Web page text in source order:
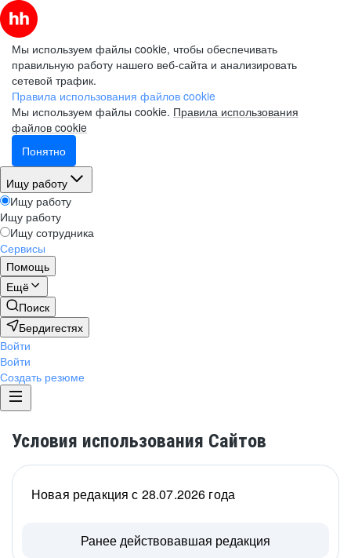
Мы используем файлы cookie, чтобы обеспечивать
правильную работу нашего веб-сайта и анализировать
сетевой трафик.
Правила использования файлов cookie
Мы используем файлы cookie. Правила использования
файлов cookie
Понятно
Ищу работу
Ищу работу
Ищу работу
Ищу сотрудника
Сервисы
Помощь
Ещё
Поиск
Бердигестях
Войти
Войти
Создать резюме
Условия использования Сайтов
Новая редакция с 28.07.2026 года
Ранее действовавшая редакция